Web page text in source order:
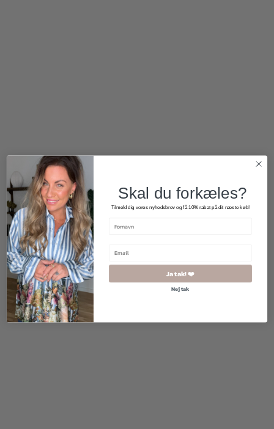
2 for 500
Skal du forkæles?
Tilmeld dig vores nyhedsbrev og få 10% rabat på dit næste køb!
Ja tak! ❤️
Nej tak